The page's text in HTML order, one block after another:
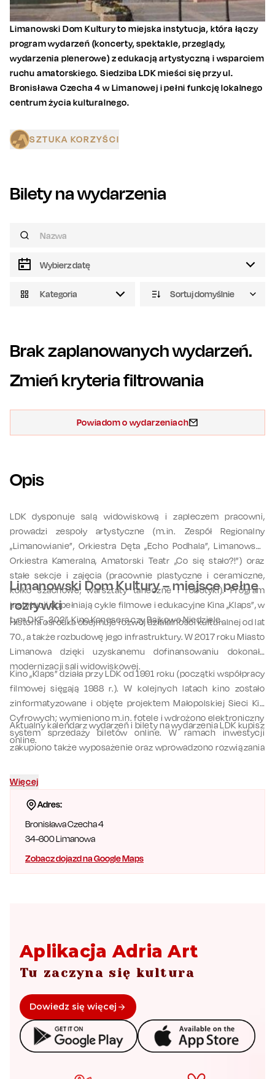
Limanowski Dom Kultury to miejska instytucja, która łączy
program wydarzeń (koncerty, spektakle, przeglądy,
wydarzenia plenerowe) z edukacją artystyczną i wsparciem
ruchu amatorskiego. Siedziba LDK mieści się przy ul.
Bronisława Czecha 4 w Limanowej i pełni funkcję lokalnego
centrum życia kulturalnego.
SZTUKA KORZYŚCI
Bilety na wydarzenia
Kategoria Sortuj domyślnie
Brak zaplanowanych wydarzeń.
Zmień kryteria filtrowania
Powiadom o wydarzeniach
Opis
Adres:
Bronisława Czecha 4
34-600Limanowa
Zobacz dojazd na Google Maps
LDK dysponuje salą widowiskową i zapleczem pracowni,
prowadzi zespoły artystyczne (m.in. Zespół Regionalny
„Limanowianie”, Orkiestra Dęta „Echo Podhala”, Limanowska
Orkiestra Kameralna, Amatorski Teatr „Co się stało?!”) oraz
stałe sekcje i zajęcia (pracownie plastyczne i ceramiczne,
kółko szachowe, warsztaty taneczne i robotyki). Program
instytucji dopełniają cykle filmowe i edukacyjne Kina „Klaps”, w
tym DKF „302”, Kino Konesera czy Bajkowe Niedziele.
Limanowski Dom Kultury – miejsce pełne
rozrywki
Historia ośrodka obejmuje rozwój działalności kulturalnej od lat
70., a także rozbudowę jego infrastruktury. W 2017 roku Miasto
Limanowa dzięki uzyskanemu dofinansowaniu dokonało
modernizacji sali widowiskowej.
Kino „Klaps” działa przy LDK od 1991 roku (początki współpracy
filmowej sięgają 1988 r.). W kolejnych latach kino zostało
zinformatyzowane i objęte projektem Małopolskiej Sieci Kin
Cyfrowych; wymieniono m.in. fotele i wdrożono elektroniczny
system sprzedaży biletów online. W ramach inwestycji
zakupiono także wyposażenie oraz wprowadzono rozwiązania
niepełnosprawnościami.
Aktualny kalendarz wydarzeń i bilety na wydarzenia LDK kupisz
online.
Więcej
Aplikacja Adria Art
Tu zaczyna się kultura
Dowiedz się więcej